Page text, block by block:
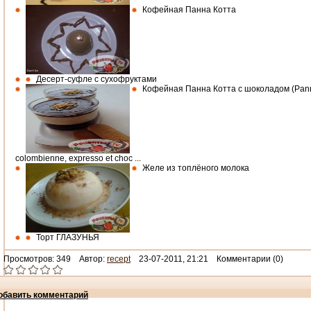
Кофейная Панна Котта
Десерт-суфле с сухофруктами
Кофейная Панна Котта с шоколадом
colombienne, expresso et choc ...
Желе из топлёного молока
Торт ГЛАЗУНЬЯ
Просмотров: 349 Автор: recept23-07-2011, 21:21 Комментарии (0)
комментарий